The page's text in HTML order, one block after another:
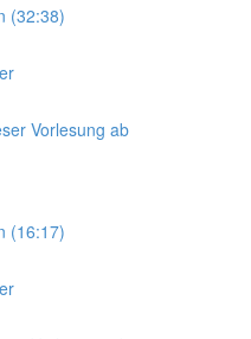
(32:38)
Vorlesung ab
(16:17)